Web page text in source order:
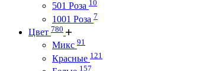
501 Роза 10
1001 Роза 7
Цвет 780
Микс 91
Красные 121
157